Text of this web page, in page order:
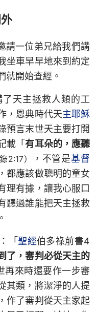
請一位弟兄給我們講
坐車早早地來到約定
就開始查經。
天主拯救人類的工
，恩典時代天主耶穌
預言末世天主要打開
載「有耳朵的，應聽
2:17） ，不管是基督
都應該做聰明的童女
理有據，讓我心服口
聽過誰能把天主拯救
「聖經伯多祿前書4
了，審判必從天主的
再來時還要作一步審
其類，將潔淨的人提
作了審判從天主家起